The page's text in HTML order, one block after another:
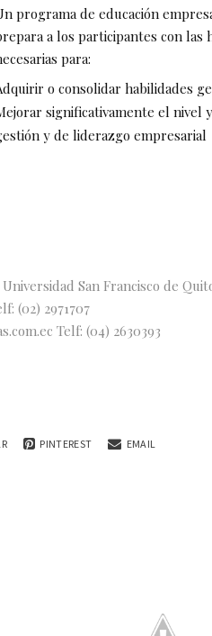
programa de educación
a los participantes con las
para:
o consolidar habilidades
significativamente el nivel
y de liderazgo empresarial
San Francisco de
(02) 2971707
Telf: (04) 2630393
PINTEREST EMAIL